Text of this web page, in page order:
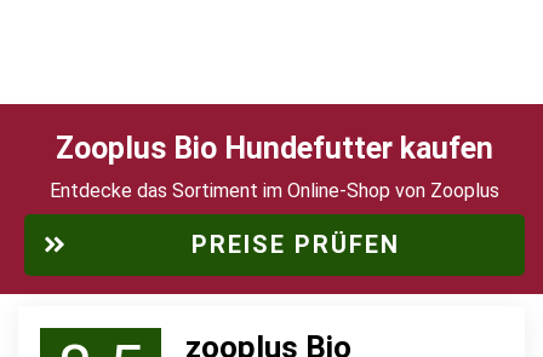
Zooplus Bio Hundefutter kaufen
Entdecke das Sortiment im Online-Shop von Zooplus
PREISE PRÜFEN
zooplus Bio